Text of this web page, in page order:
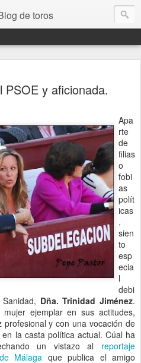
de toros
PSOE y aficionada.
Apa
rte
de
filias
o
fobi
as
polít
icas
,
sien
to
esp
ecia
l
debi
Dña. Trinidad Jiménez.
ejemplar en sus actitudes,
y con una vocación de
la casta política actual. Cúal ha
un vistazo al reportaje
Málaga que publica el amigo